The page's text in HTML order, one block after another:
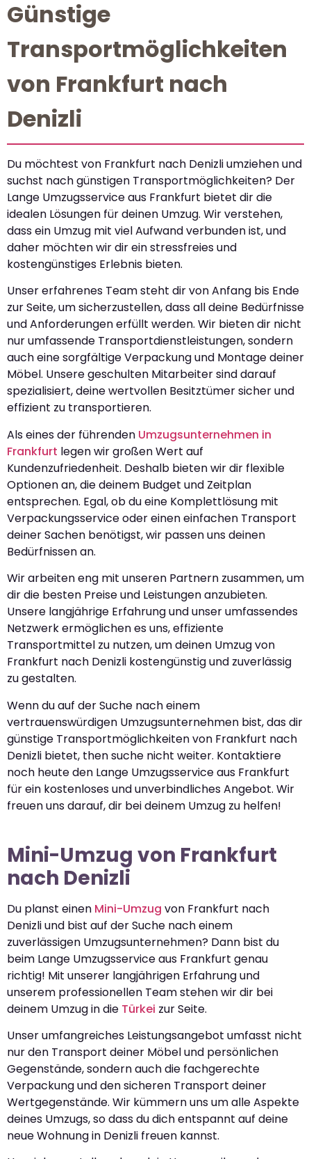
Günstige
Transportmöglichkeiten
von Frankfurt nach
Denizli
Du möchtest von Frankfurt nach Denizli umziehen und
suchst nach günstigen Transportmöglichkeiten? Der
Lange Umzugsservice aus Frankfurt bietet dir die
idealen Lösungen für deinen Umzug. Wir verstehen,
dass ein Umzug mit viel Aufwand verbunden ist, und
daher möchten wir dir ein stressfreies und
kostengünstiges Erlebnis bieten.
Unser erfahrenes Team steht dir von Anfang bis Ende
zur Seite, um sicherzustellen, dass all deine Bedürfnisse
und Anforderungen erfüllt werden. Wir bieten dir nicht
nur umfassende Transportdienstleistungen, sondern
auch eine sorgfältige Verpackung und Montage deiner
Möbel. Unsere geschulten Mitarbeiter sind darauf
spezialisiert, deine wertvollen Besitztümer sicher und
effizient zu transportieren.
Als eines der führenden Umzugsunternehmen in
Frankfurt legen wir großen Wert auf
Kundenzufriedenheit. Deshalb bieten wir dir flexible
Optionen an, die deinem Budget und Zeitplan
entsprechen. Egal, ob du eine Komplettlösung mit
Verpackungsservice oder einen einfachen Transport
deiner Sachen benötigst, wir passen uns deinen
Bedürfnissen an.
Wir arbeiten eng mit unseren Partnern zusammen, um
dir die besten Preise und Leistungen anzubieten.
Unsere langjährige Erfahrung und unser umfassendes
Netzwerk ermöglichen es uns, effiziente
Transportmittel zu nutzen, um deinen Umzug von
Frankfurt nach Denizli kostengünstig und zuverlässig
zu gestalten.
Wenn du auf der Suche nach einem
vertrauenswürdigen Umzugsunternehmen bist, das dir
günstige Transportmöglichkeiten von Frankfurt nach
Denizli bietet, then suche nicht weiter. Kontaktiere
noch heute den Lange Umzugsservice aus Frankfurt
für ein kostenloses und unverbindliches Angebot. Wir
freuen uns darauf, dir bei deinem Umzug zu helfen!
Mini-Umzug von Frankfurt
nach Denizli
Du planst einen Mini-Umzug von Frankfurt nach
Denizli und bist auf der Suche nach einem
zuverlässigen Umzugsunternehmen? Dann bist du
beim Lange Umzugsservice aus Frankfurt genau
richtig! Mit unserer langjährigen Erfahrung und
unserem professionellen Team stehen wir dir bei
deinem Umzug in die Türkei zur Seite.
Unser umfangreiches Leistungsangebot umfasst nicht
nur den Transport deiner Möbel und persönlichen
Gegenstände, sondern auch die fachgerechte
Verpackung und den sicheren Transport deiner
Wertgegenstände. Wir kümmern uns um alle Aspekte
deines Umzugs, so dass du dich entspannt auf deine
neue Wohnung in Denizli freuen kannst.